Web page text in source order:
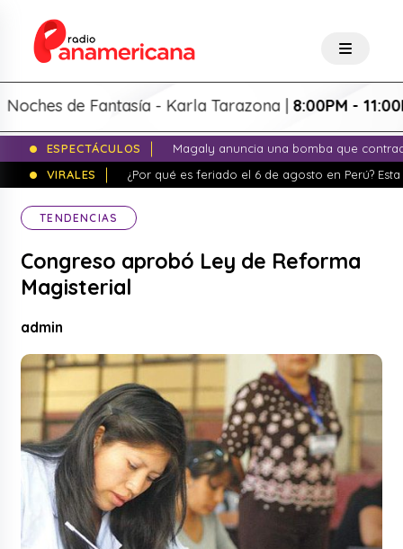
de Fantasía - Karla Tarazona |8:00PM - 11:00PM
ESPECTÁCULOS
Magaly anuncia una bomba que
VIRALES
¿Por qué es feriado el 6 de agosto en Perú?
TENDENCIAS
Congreso aprobó Ley de Reforma
Magisterial
admin